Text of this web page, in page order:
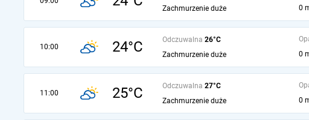
Zachmurzenie duże
0
10:00 24°C Odczuwalna 26°C
Zachmurzenie duże
0
11:00 25°C Odczuwalna 27°C
Zachmurzenie duże
0